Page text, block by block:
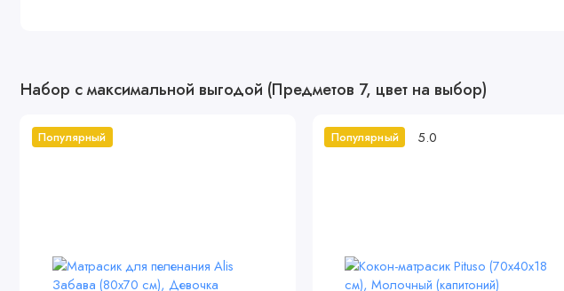
Набор с максимальной выгодой (Предметов 7, цвет на выбор)
Популярный Популярный 5.0